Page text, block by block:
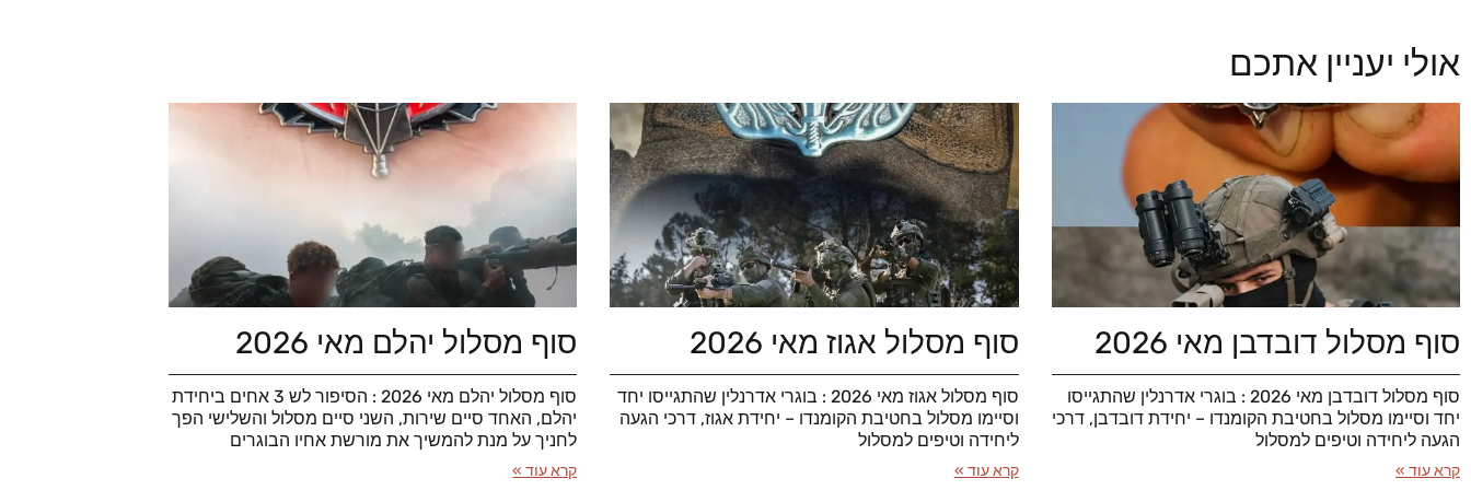
אולי יעניין אתכם
סוף מסלול דובדבן מאי 2026
סוף מסלול דובדבן מאי 2026 : בוגרי אדרנלין שהתגייסו
יחד וסיימו מסלול בחטיבת הקומנדו – יחידת דובדבן, דרכי
הגעה ליחידה וטיפים למסלול
קרא עוד »
סוף מסלול אגוז מאי 2026
סוף מסלול אגוז מאי 2026 : בוגרי אדרנלין שהתגייסו יחד
וסיימו מסלול בחטיבת הקומנדו – יחידת אגוז, דרכי הגעה
ליחידה וטיפים למסלול
קרא עוד »
סוף מסלול יהלם מאי 2026
סוף מסלול יהלם מאי 2026 : הסיפור לש 3 אחים ביחידת
יהלם, האחד סיים שירות, השני סיים מסלול והשלישי הפך
לחניך על מנת להמשיך את מורשת אחיו הבוגרים
קרא עוד »